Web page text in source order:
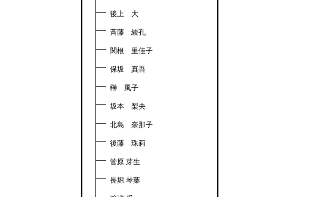
後上 大
斉藤 綾孔
関根 里佳子
保坂 真吾
榊 風子
坂本 梨央
北島 奈那子
後藤 珠莉
菅原 芽生
長堀 琴葉